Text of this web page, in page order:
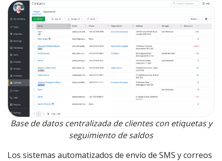
Base de datos centralizada de clientes con etiquetas y
seguimiento de saldos
Los sistemas automatizados de envío de SMS y correos